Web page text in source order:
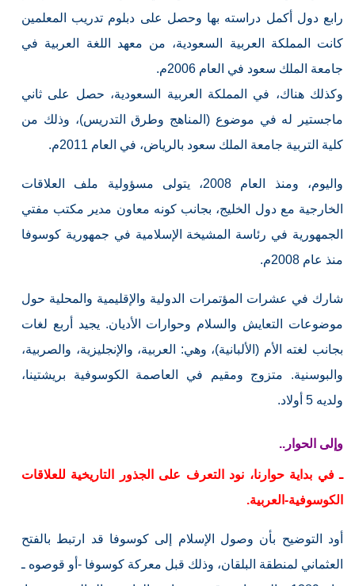
رابع دول أكمل دراسته بها وحصل على دبلوم تدريب المعلمين
كانت المملكة العربية السعودية، من معهد اللغة العربية في
جامعة الملك سعود في العام 2006م.
وكذلك هناك، في المملكة العربية السعودية، حصل على ثاني
ماجستير له في موضوع (المناهج وطرق التدريس)، وذلك من
كلية التربية جامعة الملك سعود بالرياض، في العام 2011م.
واليوم، ومنذ العام 2008، يتولى مسؤولية ملف العلاقات
الخارجية مع دول الخليج، بجانب كونه معاون مدير مكتب مفتي
الجمهورية في رئاسة المشيخة الإسلامية في جمهورية كوسوفا
منذ عام 2008م.
شارك في عشرات المؤتمرات الدولية والإقليمية والمحلية حول
موضوعات التعايش والسلام وحوارات الأديان. يجيد أربع لغات
بجانب لغته الأم (الألبانية)، وهي: العربية، والإنجليزية، والصربية،
والبوسنية. متزوج ومقيم في العاصمة الكوسوفية بريشتينا،
ولديه 5 أولاد.
وإلى الحوار..
ـ في بداية حوارنا، نود التعرف على الجذور التاريخية للعلاقات
الكوسوفية-العربية.
أود التوضيح بأن وصول الإسلام إلى كوسوفا قد ارتبط بالفتح
العثماني لمنطقة البلقان، وذلك قبل معركة كوسوفا -أو قوصوه ـ